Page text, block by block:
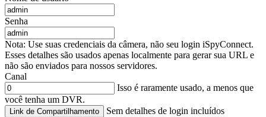
Senha
Nota: Use suas credenciais da câmera, não seu login iSpyConnect.
Esses detalhes são usados apenas localmente para gerar sua URL e
não são enviados para nossos servidores.
Canal
Isso é raramente usado, a menos que
você tenha um DVR.
Link de Compartilhamento Sem detalhes de login incluídos